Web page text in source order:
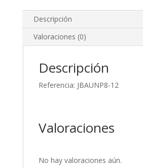
cantidad
Descripción
Valoraciones (0)
Descripción
Referencia: JBAUNP8-12
Valoraciones
No hay valoraciones aún.